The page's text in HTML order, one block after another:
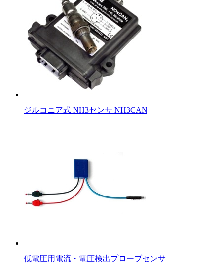
ジルコニア式 NH3センサ NH3CAN
低電圧用電流・電圧検出プローブセンサ